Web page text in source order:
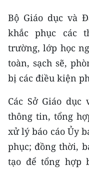
TIN MỚI
TIN ĐỊA PHƯƠNG
Trung du và miền
Đồng bằng sông
Bắc Trung Bộ
Duyên hải Nam
Nguyên
Đông Nam Bộ
Bộ Giáo dục và
khắc phục các
trường, lớp học
toàn, sạch sẽ,
bị các điều kiện
Các Sở Giáo
thông tin, tổng
xử lý báo cáo Ủy
phục; đồng thời,
tạo để tổng hợp